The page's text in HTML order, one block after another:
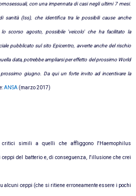
con una impennata di casi negli ultimi 7 mesi.
sanità (Iss), che identifica tra le possibili cause anche
scorso agosto, possibile 'veicolo' che ha facilitato la
pubblicato sul sito Epicentro, avverte anche del rischio
data, potrebbe ampliarsi per effetto del prossimo World
giugno. Da qui un forte invito ad incentivare la
ANSA (marzo 2017)
critici simili a quelli che affliggono l'Haemophilus
del batterio e, di conseguenza, l'illusione che crei
alcuni ceppi (che si ritiene erroneamente essere i pochi